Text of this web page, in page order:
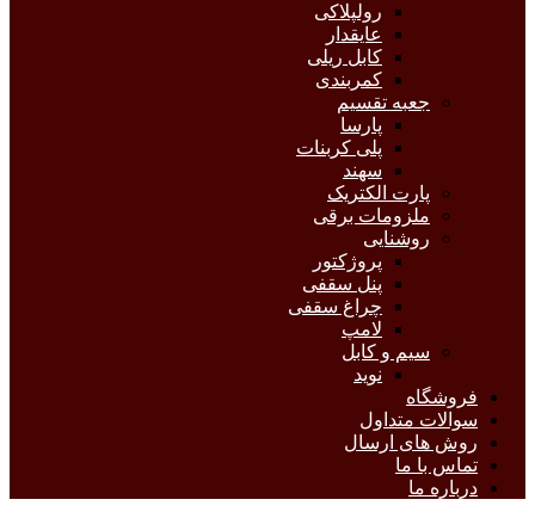
رولپلاکی
عایقدار
کابل ریلی
کمربندی
جعبه تقسیم
پارسا
پلی کربنات
سهند
پارت الکتریک
ملزومات برقی
روشنایی
پروژکتور
پنل سقفی
چراغ سقفی
لامپ
سیم و کابل
نوید
فروشگاه
سوالات متداول
روش های ارسال
تماس با ما
درباره ما